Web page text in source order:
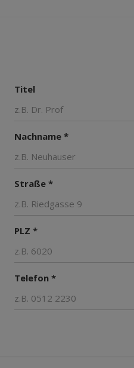
Titel
Nachname *
Straße *
PLZ *
Telefon *